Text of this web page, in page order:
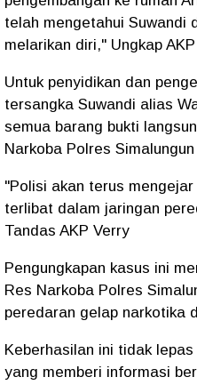
telah mengetahui Suwandi
melarikan diri," Ungkap
Untuk penyidikan dan
tersangka Suwandi alias
semua barang bukti
Narkoba Polres Simalungun
"Polisi akan terus
terlibat dalam jaringan
Tandas AKP Verry
Pengungkapan kasus ini
Res Narkoba Polres
peredaran gelap narkotika
Keberhasilan ini tidak
yang memberi informasi